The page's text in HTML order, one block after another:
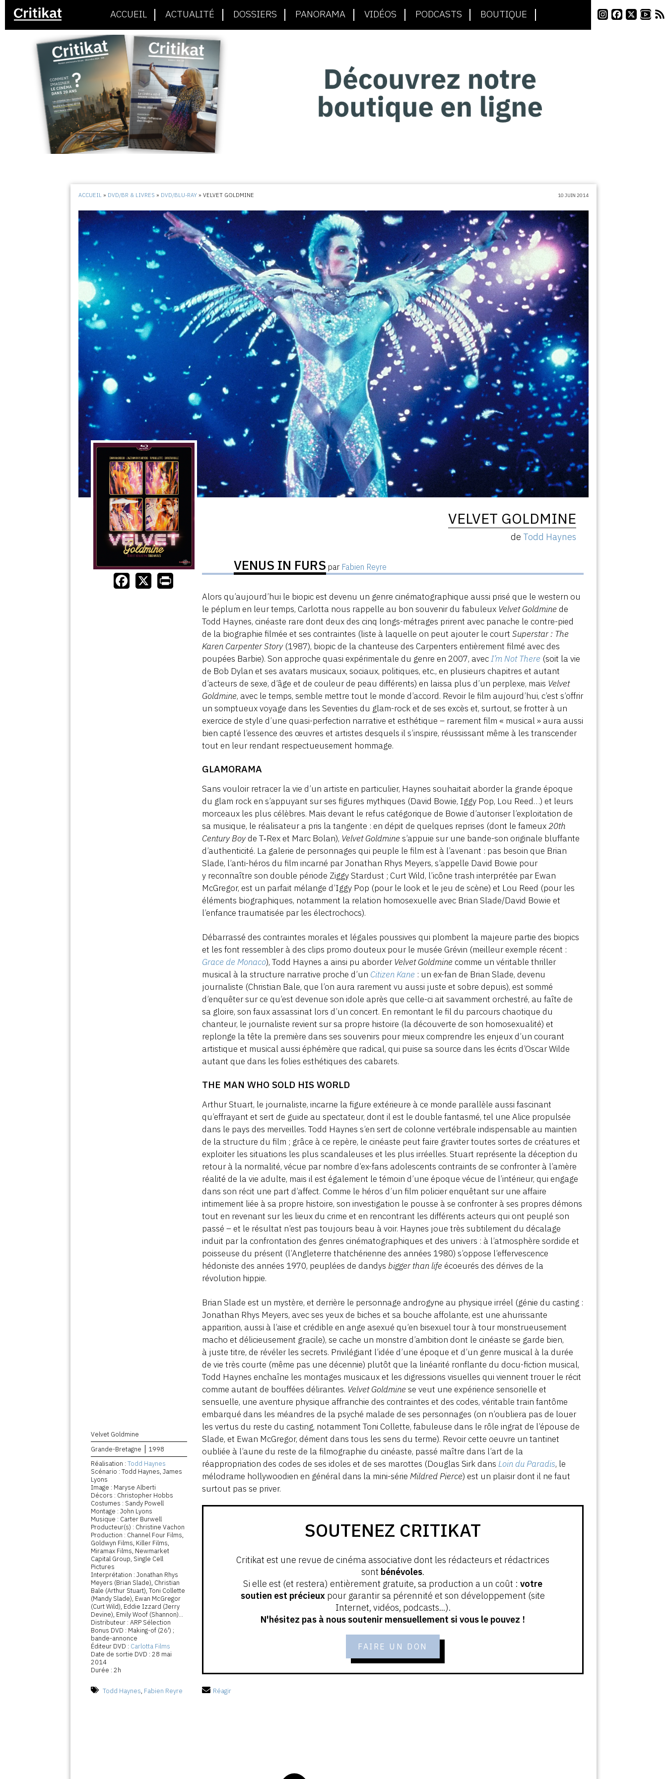
ACCUEIL ACTUALITÉ DOSSIERS PANORAMA VIDÉOS PODCASTS BOUTIQUE
ACCUEIL » DVD/BR & LIVRES » DVD/BLU-RAY »VELVET GOLDMINE 10 JUIN 2014
Velvet Goldmine
Grande-Bretagne
1998
Réalisation :Todd Haynes
Scénario : Todd Haynes, James
Lyons
Image : Maryse Alberti
Décors : Christopher Hobbs
Costumes : Sandy Powell
Montage : John Lyons
Musique : Carter Burwell
Producteur(s) : Christine Vachon
Production : Channel Four Films,
Goldwyn Films, Killer Films,
Miramax Films, Newmarket
Capital Group, Single Cell
Pictures
Interprétation : Jonathan Rhys
Meyers (Brian Slade), Christian
Bale (Arthur Stuart), Toni Collette
(Mandy Slade), Ewan McGregor
(Curt Wild), Eddie Izzard (Jerry
Devine), Emily Woof (Shannon)...
Distributeur : ARP Sélection
Bonus DVD : Making-of (26') ;
bande-annonce
Éditeur DVD : Carlotta Films
Date de sortie DVD : 28 mai
2014
Durée : 2h
Todd Haynes, Fabien Reyre
VELVET GOLDMINE
de Todd Haynes
VENUS IN FURS par Fabien Reyre
Alors qu’aujourd’hui le biopic est devenu un genre cinématographique aussi prisé que le western ou
le péplum en leur temps, Carlotta nous rappelle au bon souvenir du fabuleux Velvet Goldmine de
Todd Haynes, cinéaste rare dont deux des cinq longs-métrages prirent avec panache le contre-pied
de la biographie filmée et ses contraintes (liste à laquelle on peut ajouter le courtSuperstar : The
Karen Carpenter Story(1987), biopic de la chanteuse des Carpenters entièrement filmé avec des
poupées Barbie). Son approche quasi expérimentale du genre en 2007, avecI’m Not There (soit la vie
de Bob Dylan et ses avatars musicaux, sociaux, politiques, etc., en plusieurs chapitres et autant
d’acteurs de sexe, d’âge et de couleur de peau différents) en laissa plus d’un perplexe, mais Velvet
Goldmine, avec le temps, semble mettre tout le monde d’accord. Revoir le film aujourd’hui, c’est s’offrir
un somptueux voyage dans les Seventies du glam-rock et de ses excès et, surtout, se frotter à un
exercice de style d’une quasi-perfection narrative et esthétique – rarement film « musical » aura aussi
bien capté l’essence des œuvres et artistes desquels il s’inspire, réussissant même à les transcender
tout en leur rendant respectueusement hommage.
GLAMORAMA
Sans vouloir retracer la vie d’un artiste en particulier, Haynes souhaitait aborder la grande époque
du glam rock en s’appuyant sur ses figures mythiques (David Bowie, Iggy Pop, Lou Reed…) et leurs
morceaux les plus célèbres. Mais devant le refus catégorique de Bowie d’autoriser l’exploitation de
sa musique, le réalisateur a pris la tangente : en dépit de quelques reprises (dont le fameux20th
Century Boyde T‑Rex et Marc Bolan), Velvet Goldmine s’appuie sur une bande-son originale bluffante
d’authenticité. La galerie de personnages qui peuple le film est à l’avenant : pas besoin que Brian
Slade, l’anti-héros du film incarné par Jonathan Rhys Meyers, s’appelle David Bowie pour
y reconnaître son double période Ziggy Stardust ; Curt Wild, l’icône trash interprétée par Ewan
McGregor, est un parfait mélange d’Iggy Pop (pour le look et le jeu de scène) et Lou Reed (pour les
éléments biographiques, notamment la relation homosexuelle avec Brian Slade/David Bowie et
l’enfance traumatisée par les électrochocs).
Débarrassé des contraintes morales et légales poussives qui plombent la majeure partie des biopics
et les font ressembler à des clips promo douteux pour le musée Grévin (meilleur exemple récent :
Grace de Monaco), Todd Haynes a ainsi pu aborder Velvet Goldmine comme un véritable thriller
musical à la structure narrative proche d’un Citizen Kane : un ex-fan de Brian Slade, devenu
journaliste (Christian Bale, que l’on aura rarement vu aussi juste et sobre depuis), est sommé
d’enquêter sur ce qu’est devenue son idole après que celle-ci ait savamment orchestré, au faîte de
sa gloire, son faux assassinat lors d’un concert. En remontant le fil du parcours chaotique du
chanteur, le journaliste revient sur sa propre histoire (la découverte de son homosexualité) et
replonge la tête la première dans ses souvenirs pour mieux comprendre les enjeux d’un courant
artistique et musical aussi éphémère que radical, qui puise sa source dans les écrits d’Oscar Wilde
autant que dans les folies esthétiques des cabarets.
THE MAN WHO SOLD HIS WORLD
Arthur Stuart, le journaliste, incarne la figure extérieure à ce monde parallèle aussi fascinant
qu’effrayant et sert de guide au spectateur, dont il est le double fantasmé, tel une Alice propulsée
dans le pays des merveilles. Todd Haynes s’en sert de colonne vertébrale indispensable au maintien
de la structure du film ; grâce à ce repère, le cinéaste peut faire graviter toutes sortes de créatures et
exploiter les situations les plus scandaleuses et les plus irréelles. Stuart représente la déception du
retour à la normalité, vécue par nombre d’ex-fans adolescents contraints de se confronter à l’amère
réalité de la vie adulte, mais il est également le témoin d’une époque vécue de l’intérieur, qui engage
dans son récit une part d’affect. Comme le héros d’un film policier enquêtant sur une affaire
intimement liée à sa propre histoire, son investigation le pousse à se confronter à ses propres démons
tout en revenant sur les lieux du crime et en rencontrant les différents acteurs qui ont peuplé son
passé – et le résultat n’est pas toujours beau à voir. Haynes joue très subtilement du décalage
induit par la confrontation des genres cinématographiques et des univers : à l’atmosphère sordide et
poisseuse du présent (l’Angleterre thatchérienne des années 1980) s’oppose l’effervescence
hédoniste des années 1970, peuplées de dandysbigger than life écoeurés des dérives de la
révolution hippie.
Brian Slade est un mystère, et derrière le personnage androgyne au physique irréel (génie du casting :
Jonathan Rhys Meyers, avec ses yeux de biches et sa bouche affolante, est une ahurissante
apparition, aussi à l’aise et crédible en ange asexué qu’en bisexuel tour à tour monstrueusement
macho et délicieusement gracile), se cache un monstre d’ambition dont le cinéaste se garde bien,
à juste titre, de révéler les secrets. Privilégiant l’idée d’une époque et d’un genre musical à la durée
de vie très courte (même pas une décennie) plutôt que la linéarité ronflante du docu-fiction musical,
Todd Haynes enchaîne les montages musicaux et les digressions visuelles qui viennent trouer le récit
comme autant de bouffées délirantes. Velvet Goldmine se veut une expérience sensorielle et
sensuelle, une aventure physique affranchie des contraintes et des codes, véritable train fantôme
embarqué dans les méandres de la psyché malade de ses personnages (on n’oubliera pas de louer
les vertus du reste du casting, notamment Toni Collette, fabuleuse dans le rôle ingrat de l’épouse de
Slade, et Ewan McGregor, dément dans tous les sens du terme). Revoir cette oeuvre un tantinet
oubliée à l’aune du reste de la filmographie du cinéaste, passé maître dans l’art de la
réappropriation des codes de ses idoles et de ses marottes (Douglas Sirk dansLoin du Paradis, le
mélodrame hollywoodien en général dans la mini-sérieMildred Pierce) est un plaisir dont il ne faut
surtout pas se priver.
SOUTENEZ CRITIKAT
Critikat est une revue de cinéma associative dont les rédacteurs et rédactrices
sont bénévoles.
Si elle est (et restera) entièrement gratuite, sa production a un coût : votre
soutien est précieux pour garantir sa pérennité et son développement (site
Internet, vidéos, podcasts...).
N'hésitez pas à nous soutenir mensuellement si vous le pouvez !
FAIRE UN DON
Réagir